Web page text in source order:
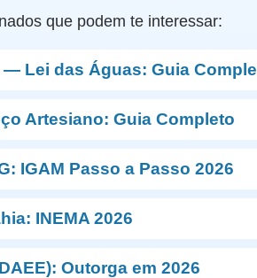
que podem te interessar:
— Lei das Águas: Guia
Artesiano: Guia Completo
IGAM Passo a Passo 2026
INEMA 2026
Outorga em 2026